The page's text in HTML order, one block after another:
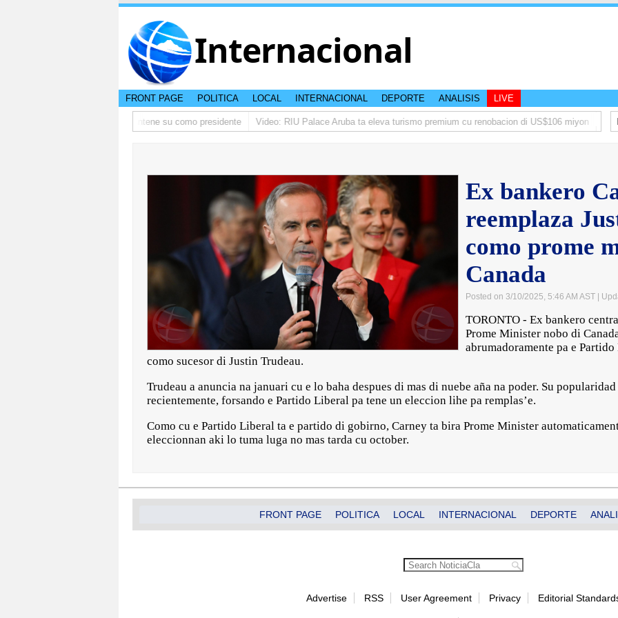
Internacional
FRONT PAGE POLITICA LOCAL INTERNACIONAL DEPORTE ANALISIS LIVE
ta pidi disculpa, y FIFA ta mantene su como presidente Video: RIU Palace Aruba ta eleva turismo premium cu renobacion di US$106 miyon
Ex bankero
reemplaza
como prome
Canada
Posted on 3/10/2025, 5:46 AM AST |
TORONTO - Ex bankero
Prome Minister nobo di
abrumadoramente pa e
como sucesor di Justin Trudeau.
Trudeau a anuncia na januari cu e lo baha despues di mas di nuebe aña na poder. Su
recientemente, forsando e Partido Liberal pa tene un eleccion lihe pa remplas’e.
Como cu e Partido Liberal ta e partido di gobirno, Carney ta bira Prome Minister
eleccionnan aki lo tuma luga no mas tarda cu october.
FRONT PAGE POLITICA LOCAL INTERNACIONAL DEPORTE
Advertise RSS User Agreement Privacy Editorial